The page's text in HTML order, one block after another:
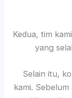
Kedua, tim
yang
Selain itu,
kami.